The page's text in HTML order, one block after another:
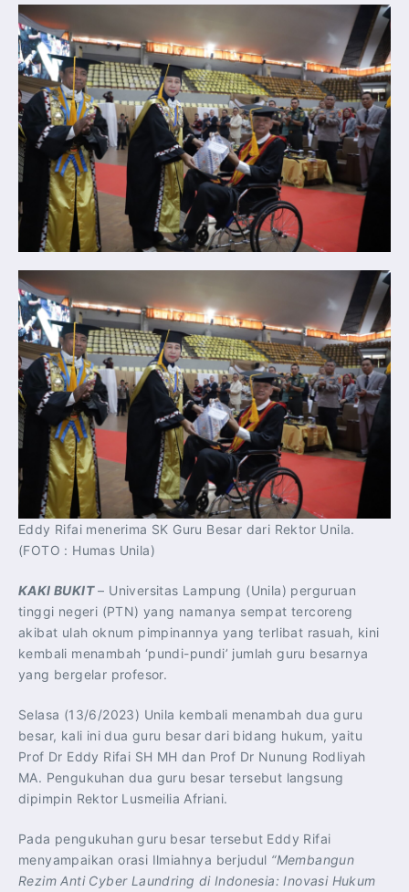
Eddy Rifai menerima SK Guru Besar dari Rektor Unila.
(FOTO : Humas Unila)
KAKI BUKIT– Universitas Lampung (Unila) perguruan
tinggi negeri (PTN) yang namanya sempat tercoreng
akibat ulah oknum pimpinannya yang terlibat rasuah, kini
kembali menambah ‘pundi-pundi’ jumlah guru besarnya
yang bergelar profesor.
Selasa (13/6/2023) Unila kembali menambah dua guru
besar, kali ini dua guru besar dari bidang hukum, yaitu
Prof Dr Eddy Rifai SH MH dan Prof Dr Nunung Rodliyah
MA. Pengukuhan dua guru besar tersebut langsung
dipimpin Rektor Lusmeilia Afriani.
Pada pengukuhan guru besar tersebut Eddy Rifai
menyampaikan orasi Ilmiahnya berjudul “Membangun
Rezim Anti Cyber Laundring di Indonesia: Inovasi Hukum